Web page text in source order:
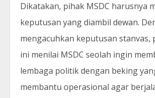
Dikatakan, pihak MSDC harusnya
keputusan yang diambil dewan.
mengacuhkan keputusan stanvas,
ini menilai MSDC seolah ingin
lembaga politik dengan beking
membantu operasional agar